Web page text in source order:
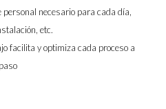
necesario para cada día,
etc.
facilita y optimiza cada proceso a